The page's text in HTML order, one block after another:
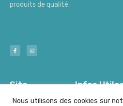
produits de qualité.
Site Infos
Nous utilisons des cookies sur